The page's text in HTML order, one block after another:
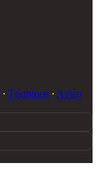
∙ Términos ∙ Aviso